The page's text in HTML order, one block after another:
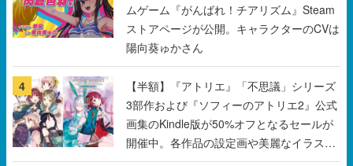
ムゲーム『がんばれ！チアリズム』Steam
ストアページが公開。キャラクターのCVは
陽向葵ゅかさん
4
【半額】『アトリエ』「不思議」シリーズ
3部作および『ソフィーのアトリエ2』公式
画集のKindle版が50%オフとなるセールが
開催中。各作品の設定画や美麗なイラスト
の数々をふんだんに収録